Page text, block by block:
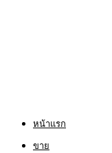
หน้าแรก
ขาย